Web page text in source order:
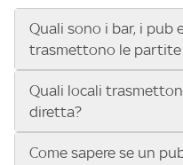
Quali sono i bar, i pub
trasmettono le partite
Se cerchi un bar, pub,
vedere le partite di Serie A
UEFA Champions League,
Conference League, il
Quali locali
diretta?
Vuoi sapere quali bar,
Come sapere se un